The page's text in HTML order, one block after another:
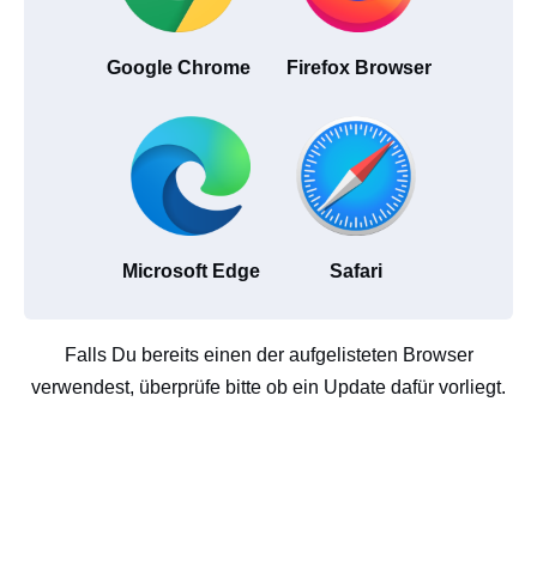
Google Chrome Firefox Browser
Microsoft Edge Safari
Falls Du bereits einen der aufgelisteten Browser
verwendest, überprüfe bitte ob ein Update dafür vorliegt.